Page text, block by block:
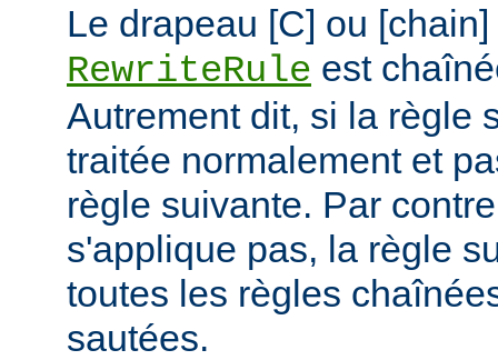
Le drapeau [C] ou
RewriteRule est
Autrement dit, si la règle
traitée normalement et
règle suivante. Par
s'applique pas, la règle
toutes les règles
sautées.